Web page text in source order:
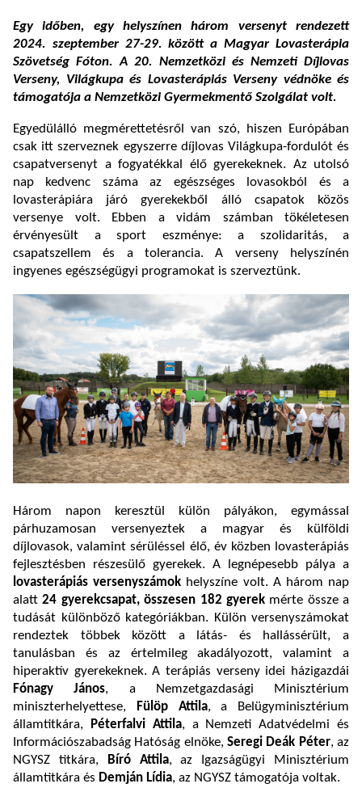
Egy időben, egy helyszínen három versenyt rendezett
2024. szeptember 27-29. között a Magyar Lovasterápia
Szövetség Fóton. A 20. Nemzetközi és Nemzeti Díjlovas
Verseny, Világkupa és Lovasterápiás Verseny védnöke és
támogatója a Nemzetközi Gyermekmentő Szolgálat volt.
Egyedülálló megmérettetésről van szó, hiszen Európában
csak itt szerveznek egyszerre díjlovas Világkupa-fordulót és
csapatversenyt a fogyatékkal élő gyerekeknek. Az utolsó
nap kedvenc száma az egészséges lovasokból és a
lovasterápiára járó gyerekekből álló csapatok közös
versenye volt. Ebben a vidám számban tökéletesen
érvényesült a sport eszménye: a szolidaritás, a
csapatszellem és a tolerancia. A verseny helyszínén
ingyenes egészségügyi programokat is szerveztünk.
Három napon keresztül külön pályákon, egymással
párhuzamosan versenyeztek a magyar és külföldi
díjlovasok, valamint sérüléssel élő, év közben lovasterápiás
fejlesztésben részesülő gyerekek. A legnépesebb pálya a
lovasterápiás versenyszámok helyszíne volt. A három nap
alatt24 gyerekcsapat, összesen 182 gyerek mérte össze a
tudását különböző kategóriákban. Külön versenyszámokat
rendeztek többek között a látás- és hallássérült, a
tanulásban és az értelmileg akadályozott, valamint a
hiperaktív gyerekeknek. A terápiás verseny idei házigazdái
Fónagy János, a Nemzetgazdasági Minisztérium
miniszterhelyettese, Fülöp Attila, a Belügyminisztérium
államtitkára, Péterfalvi Attila, a Nemzeti Adatvédelmi és
Információszabadság Hatóság elnöke, Seregi Deák Péter, az
NGYSZ titkára, Bíró Attila, az Igazságügyi Minisztérium
államtitkára és Demján Lídia, az NGYSZ támogatója voltak.